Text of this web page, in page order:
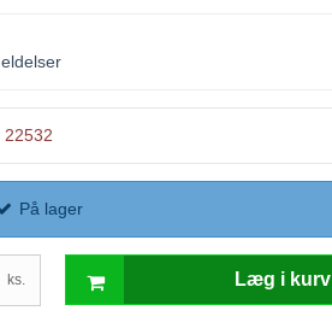
22532
På lager
ks. Læg i kurv